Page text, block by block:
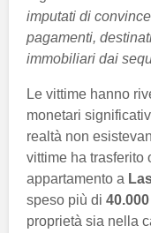
imputati di
pagamenti,
immobiliari dai
Le vittime hanno
monetari
realtà non
vittime ha trasferito
appartamento a
speso più di
proprietà sia nella